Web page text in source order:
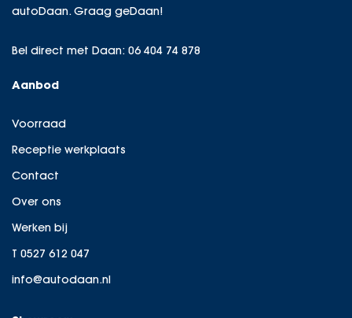
autoDaan. Graag geDaan!
Bel direct met Daan: 06 404 74 878
Aanbod
Voorraad
Receptie werkplaats
Contact
Over ons
Werken bij
T 0527 612 047
info@autodaan.nl